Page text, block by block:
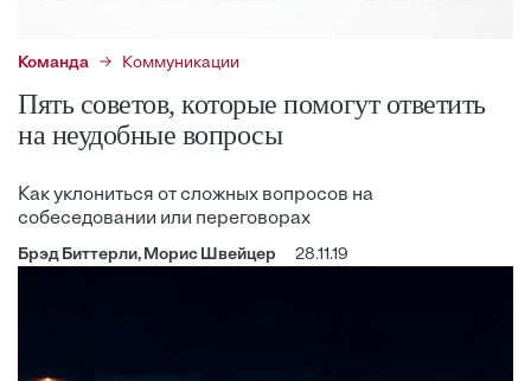
Команда Коммуникации
Пять советов, которые помогут ответить
на неудобные вопросы
Как уклониться от сложных вопросов на
собеседовании или переговорах
Брэд Биттерли, Морис Швейцер 28.11.19